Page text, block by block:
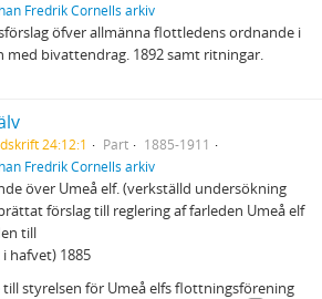
Fredrik Cornells arkiv
öfver allmänna flottledens ordnande i
med bivattendrag. 1892 samt ritningar.
24:12:1 Part
1885-1911
Fredrik Cornells arkiv
över Umeå elf. (verkställd undersökning
förslag till reglering af farleden Umeå elf
till
hafvet) 1885
till styrelsen för Umeå elfs flottningsförening